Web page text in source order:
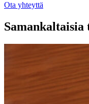
Ota yhteyttä
Samankaltaisia